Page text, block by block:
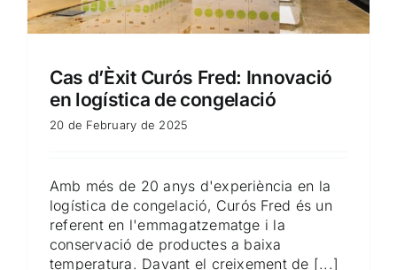
Cas d’Èxit Curós Fred: Innovació
en logística de congelació
20 de February de 2025
Amb més de 20 anys d'experiència en la
logística de congelació, Curós Fred és un
referent en l'emmagatzematge i la
conservació de productes a baixa
temperatura. Davant el creixement de [...]